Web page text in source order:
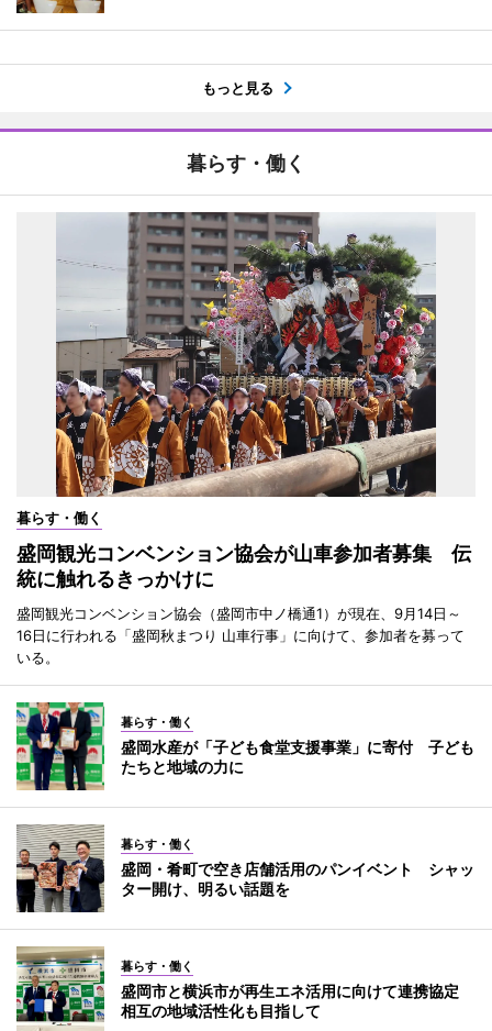
もっと見る
暮らす・働く
暮らす・働く
盛岡観光コンベンション協会が山車参加者募集 伝
統に触れるきっかけに
盛岡観光コンベンション協会（盛岡市中ノ橋通1）が現在、9月14日～
16日に行われる「盛岡秋まつり 山車行事」に向けて、参加者を募って
いる。
暮らす・働く
盛岡水産が「子ども食堂支援事業」に寄付 子ども
たちと地域の力に
暮らす・働く
盛岡・肴町で空き店舗活用のパンイベント シャッ
ター開け、明るい話題を
暮らす・働く
盛岡市と横浜市が再生エネ活用に向けて連携協定
相互の地域活性化も目指して